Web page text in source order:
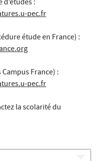
:
pec.fr
étude en France) :
France) :
pec.fr
la scolarité du